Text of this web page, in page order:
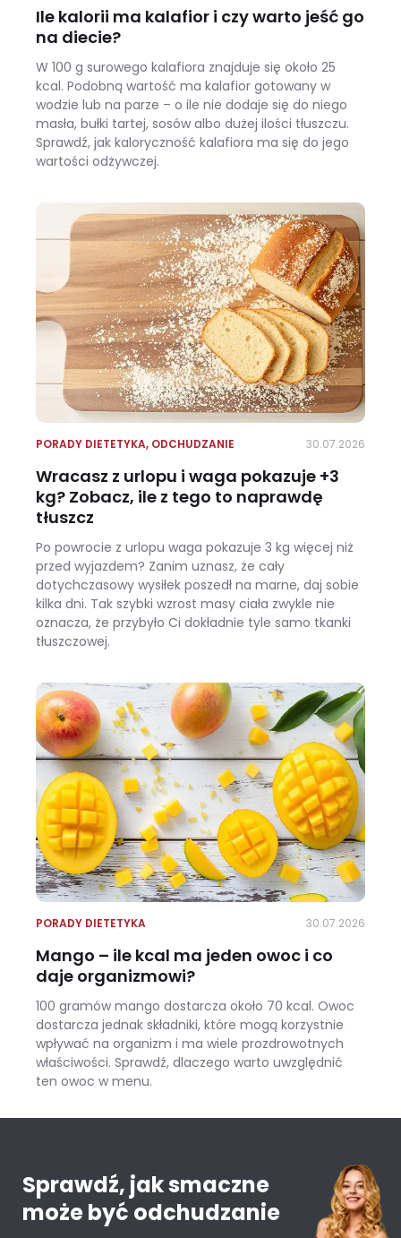
Ile kalorii ma kalafior i czy warto jeść go
na diecie?
W 100 g surowego kalafiora znajduje się około 25
kcal. Podobną wartość ma kalafior gotowany w
wodzie lub na parze – o ile nie dodaje się do niego
masła, bułki tartej, sosów albo dużej ilości tłuszczu.
Sprawdź, jak kaloryczność kalafiora ma się do jego
wartości odżywczej.
PORADY DIETETYKA, ODCHUDZANIE 30.07.2026
Wracasz z urlopu i waga pokazuje +3
kg? Zobacz, ile z tego to naprawdę
tłuszcz
Po powrocie z urlopu waga pokazuje 3 kg więcej niż
przed wyjazdem? Zanim uznasz, że cały
dotychczasowy wysiłek poszedł na marne, daj sobie
kilka dni. Tak szybki wzrost masy ciała zwykle nie
oznacza, że przybyło Ci dokładnie tyle samo tkanki
tłuszczowej.
PORADY DIETETYKA 30.07.2026
Mango – ile kcal ma jeden owoc i co
daje organizmowi?
100 gramów mango dostarcza około 70 kcal. Owoc
dostarcza jednak składniki, które mogą korzystnie
wpływać na organizm i ma wiele prozdrowotnych
właściwości. Sprawdź, dlaczego warto uwzględnić
ten owoc w menu.
Sprawdź, jak smaczne
może być odchudzanie